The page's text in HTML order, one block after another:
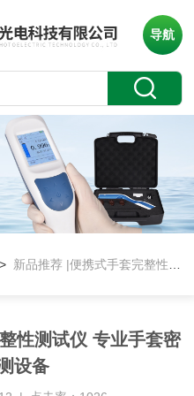
导航
> 新品推荐 |便携式手套完整性测试仪 专业手套密封性检测设备
性测试仪 专业手套密
设备